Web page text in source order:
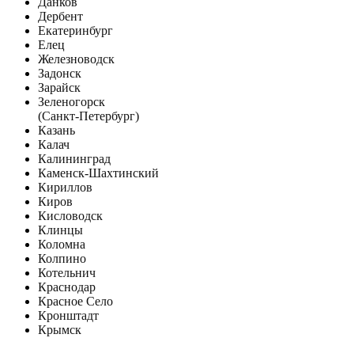
Дербент
Екатеринбург
Елец
Железноводск
Задонск
Зарайск
Зеленогорск
(Санкт-Петербург)
Казань
Калач
Калининград
Каменск-Шахтинский
Кириллов
Киров
Кисловодск
Клинцы
Коломна
Колпино
Котельнич
Краснодар
Красное Село
Кронштадт
Крымск